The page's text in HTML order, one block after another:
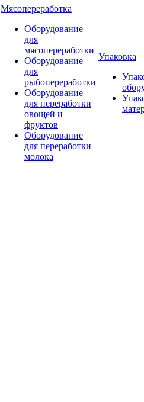
Мясопереработка
Оборудование
для
мясопереработки
Оборудование
для
рыбопереработки
Оборудование
для переработки
овощей и
фруктов
Оборудование
для переработки
молока
Упаковка